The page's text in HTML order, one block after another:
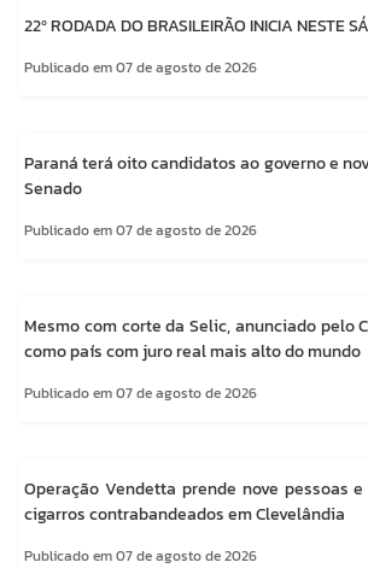
22º RODADA DO BRASILEIRÃO INICIA NESTE
Publicado em 07 de agosto de 2026
Paraná terá oito candidatos ao governo e
Senado
Publicado em 07 de agosto de 2026
Mesmo com corte da Selic, anunciado pelo
como país com juro real mais alto do mundo
Publicado em 07 de agosto de 2026
Operação Vendetta prende nove pessoas
cigarros contrabandeados em Clevelândia
Publicado em 07 de agosto de 2026